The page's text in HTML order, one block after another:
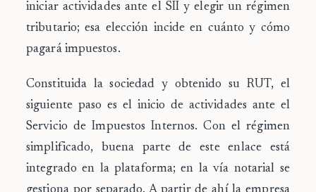
iniciar actividades ante el SII y elegir un régimen
tributario; esa elección incide en cuánto y cómo
pagará impuestos.
Constituida la sociedad y obtenido su RUT, el
siguiente paso es el inicio de actividades ante el
Servicio de Impuestos Internos. Con el régimen
simplificado, buena parte de este enlace está
integrado en la plataforma; en la vía notarial se